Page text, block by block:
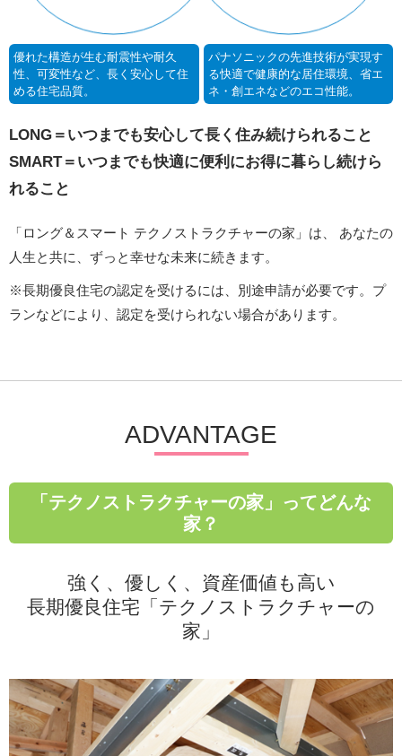
優れた構造が生む耐震性や耐久
性、可変性など、長く安心して住
める住宅品質。
パナソニックの先進技術が実現す
る快適で健康的な居住環境、省エ
ネ・創エネなどのエコ性能。
LONG＝いつまでも安心して長く住み続けられること
SMART＝いつまでも快適に便利にお得に暮らし続けら
れること
「ロング＆スマート テクノストラクチャーの家」は、
あなたの
人生と共に、ずっと幸せな未来に続きます。
※長期優良住宅の認定を受けるには、別途申請が必要です。プ
ランなどにより、認定を受けられない場合があります。
ADVANTAGE
「テクノストラクチャーの家」ってどんな
家？
強く、優しく、資産価値も高い
長期優良住宅「テクノストラクチャーの
家」